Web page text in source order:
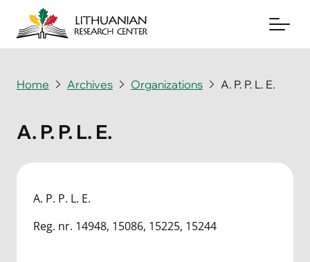
Archives
Books
News & Events
Home Archives Organizations A. P. P. L. E.
A. P. P. L. E.
A. P. P. L. E.
Reg. nr. 14948, 15086, 15225, 15244